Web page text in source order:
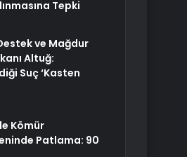
Tepki
ve Mağdur
Altuğ:
Suç ‘Kasten
Kömür
Patlama: 90